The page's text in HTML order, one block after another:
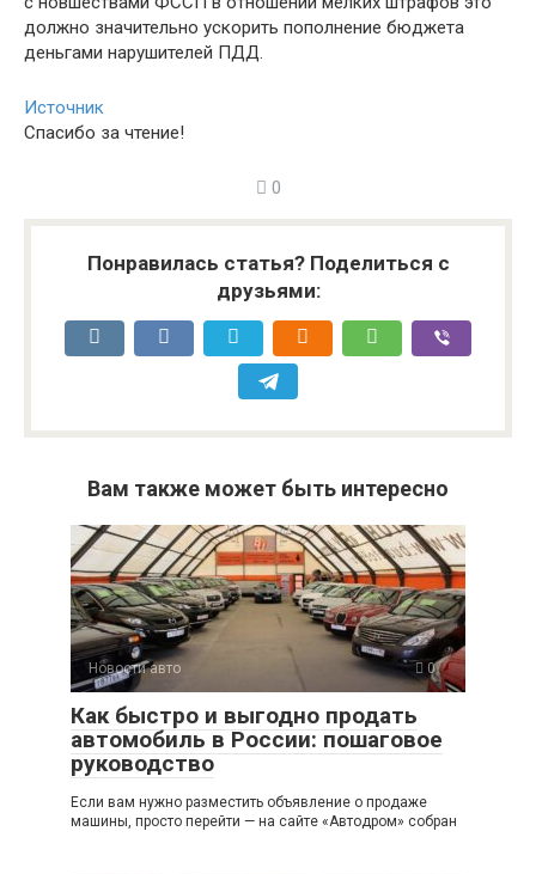
должно значительно ускорить пополнение бюджета
деньгами нарушителей ПДД.
Источник
Спасибо за чтение!
0
Понравилась статья? Поделиться с
друзьями:
Вам также может быть интересно
Новости авто 0
Как быстро и выгодно продать
автомобиль в России: пошаговое
руководство
Если вам нужно разместить объявление о продаже
машины, просто перейти — на сайте «Автодром» собран